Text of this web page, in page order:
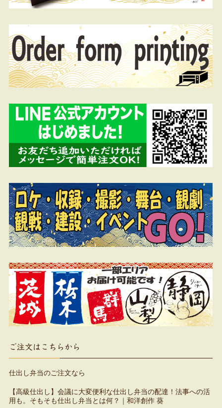
ご注文はこちらから
仕出し弁当のご注文なら
【高級仕出し】会議に大変便利な仕出し弁当の配達！法事への活
用も。そもそも仕出し弁当とは何？｜和洋創作 葵